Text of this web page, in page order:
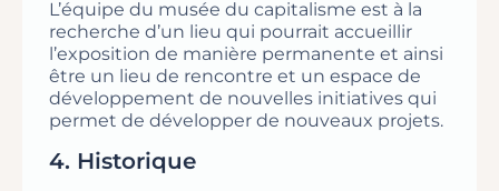
L’équipe du musée du capitalisme est à la
recherche d’un lieu qui pourrait accueillir
l’exposition de manière permanente et ainsi
être un lieu de rencontre et un espace de
développement de nouvelles initiatives qui
permet de développer de nouveaux projets.
4. Historique